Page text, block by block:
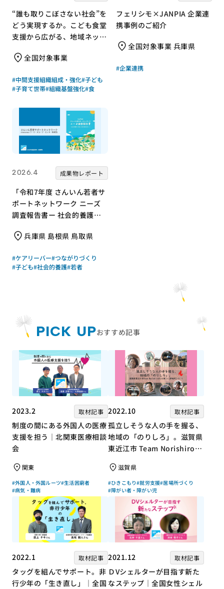
PICK UPおすすめ記事
2023.2 取材記事
制度の間にある外国人の医療
支援を担う｜北関東医療相談
会
関東
#外国人・外国ルーツ#生活困窮者
#病気・難病
2022.10 取材記事
孤立しそうな人の手を握る、
地域の「のりしろ」。滋賀県
東近江市 Team Norishiroの
滋賀県
#ひきこもり#就労支援#居場所づくり
#障がい者・障がい児
2022.1 取材記事
タッグを組んでサポート。非
行少年の「生き直し」｜全国
2021.12 取材記事
ＤVシェルターが目指す新た
なステップ｜全国女性シェル
“誰も取りこぼさない社会”を
どう実現するか。こども食堂
支援から広がる、地域ネット
全国対象事業
#中間支援組織組成・強化#子ども
#子育て世帯#組織基盤強化#食
フェリシモ×JANPIA 企業連
携事例のご紹介
全国対象事業 兵庫県
#企業連携
2026.4 成果物レポート
「令和7年度 さんいん若者サ
ポートネットワーク ニーズ
調査報告書ー 社会的養護の
｜さんいん若者サポートネッ
ワーカーズコープ・センター
事業団）｜成果物レポート
兵庫県 島根県 鳥取県
#ケアリーバー#つながりづくり
#子ども#社会的養護#若者